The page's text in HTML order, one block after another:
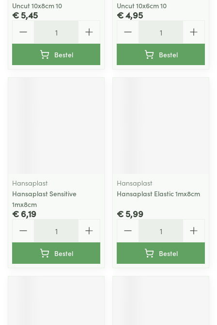
Uncut 10x8cm 10
€ 5,45
Bestel
Uncut 10x6cm 10
€ 4,95
Bestel
Hansaplast
Hansaplast Sensitive
1mx8cm
€ 6,19
Bestel
Hansaplast
Hansaplast Elastic 1mx8cm
€ 5,99
Bestel